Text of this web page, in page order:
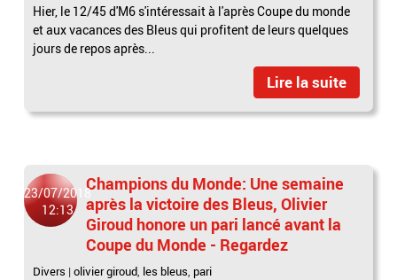
Hier, le 12/45 d'M6 s'intéressait à l'après Coupe du monde
et aux vacances des Bleus qui profitent de leurs quelques
jours de repos après...
Lire la suite
23/07/2018
12:13
Champions du Monde: Une semaine
après la victoire des Bleus, Olivier
Giroud honore un pari lancé avant la
Coupe du Monde - Regardez
Divers |olivier giroud les bleus pari